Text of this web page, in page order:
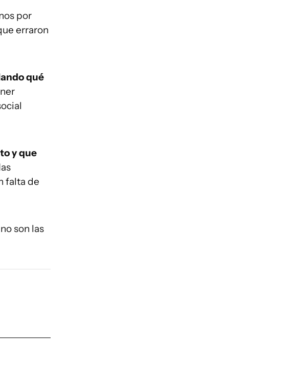
por
erraron
qué
y que
falta de
son las